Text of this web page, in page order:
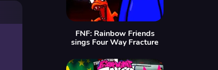
FNF: Rainbow Friends
sings Four Way Fracture